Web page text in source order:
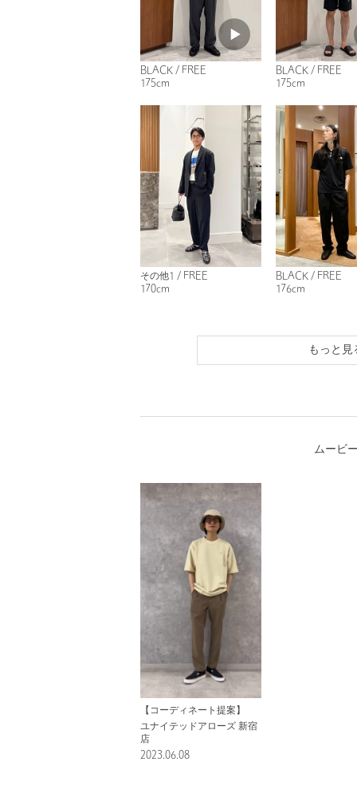
BLACK / FREE
175cm
BLACK / FREE
175cm
その他1 / FREE
170cm
BLACK / FREE
176cm
もっと見
ムービ
【コーディネート提案】
ユナイテッドアローズ 新宿
店
2023.06.08